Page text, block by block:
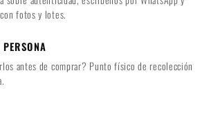
fotos y lotes.
antes de comprar? Punto físico de recolección